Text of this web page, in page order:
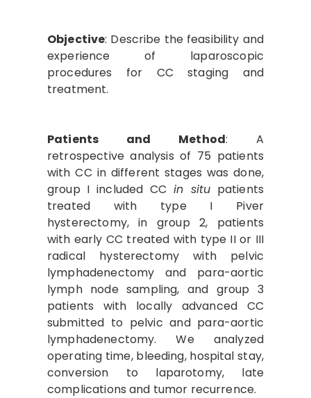
Objective: Describe the feasibility and
experience of laparoscopic
procedures for CC staging and
treatment.
Patients and Method: A
retrospective analysis of 75 patients
with CC in different stages was done,
group I included CC in situ patients
treated with type I Piver
hysterectomy, in group 2, patients
with early CC treated with type II or III
radical hysterectomy with pelvic
lymphadenectomy and para-aortic
lymph node sampling, and group 3
patients with locally advanced CC
submitted to pelvic and para-aortic
lymphadenectomy. We analyzed
operating time, bleeding, hospital stay,
conversion to laparotomy, late
complications and tumor recurrence.